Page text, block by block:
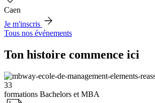
Caen
Je m'inscris
Tous nos événements
Ton histoire commence ici
33
formations Bachelors et MBA